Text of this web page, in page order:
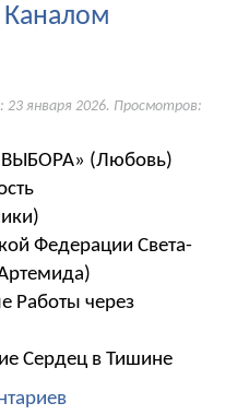
Каналом
23 января 2026. Просмотров:
ВЫБОРА» (Любовь)
Федерации Света-
(Артемида)
Работы через
Сердец в Тишине